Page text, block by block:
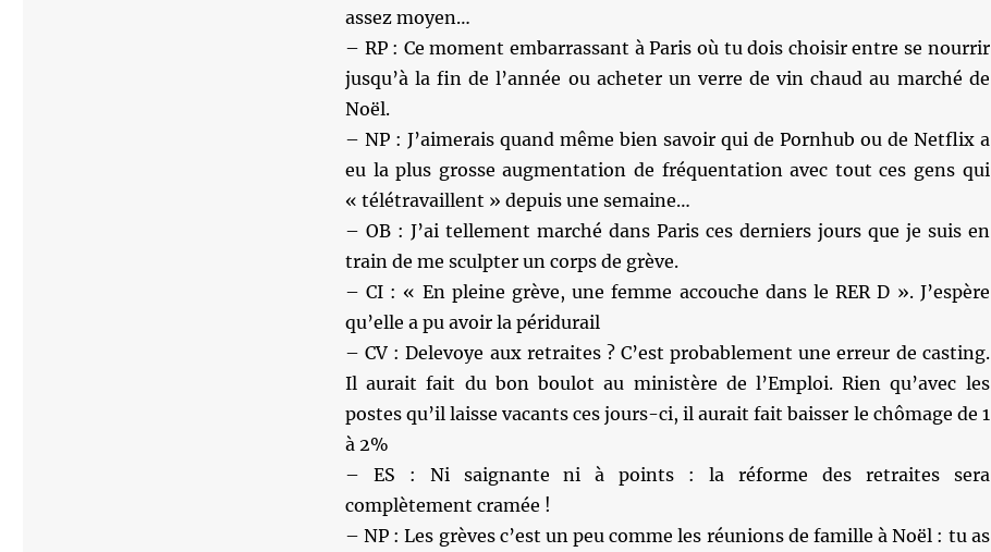
assez moyen…
– RP : Ce moment embarrassant à Paris où tu dois choisir entre se nourrir
jusqu’à la fin de l’année ou acheter un verre de vin chaud au marché de
Noël.
– NP : J’aimerais quand même bien savoir qui de Pornhub ou de Netflix a
eu la plus grosse augmentation de fréquentation avec tout ces gens qui
« télétravaillent » depuis une semaine…
– OB : J’ai tellement marché dans Paris ces derniers jours que je suis en
train de me sculpter un corps de grève.
– CI : « En pleine grève, une femme accouche dans le RER D ». J’espère
qu’elle a pu avoir la péridurail
– CV : Delevoye aux retraites ? C’est probablement une erreur de casting.
Il aurait fait du bon boulot au ministère de l’Emploi. Rien qu’avec les
postes qu’il laisse vacants ces jours-ci, il aurait fait baisser le chômage de 1
à 2%
– ES : Ni saignante ni à points : la réforme des retraites sera
complètement cramée !
– NP : Les grèves c’est un peu comme les réunions de famille à Noël : tu as